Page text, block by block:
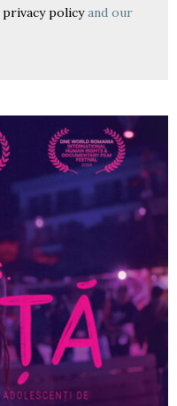
privacy policyand our